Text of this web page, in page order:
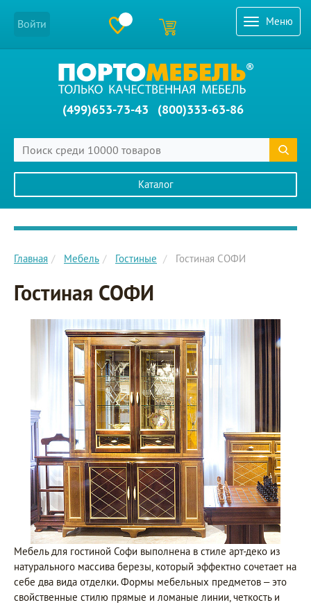
Меню
Войти
(499)653-73-43 (800)333-63-86
Каталог
Главное меню сайта
Главная Мебель Гостиные Гостиная СОФИ
Гостиная СОФИ
Мебель для гостиной Софи выполнена в стиле арт-деко из
натурального массива березы, который эффектно сочетает на
себе два вида отделки. Формы мебельных предметов – это
свойственные стилю прямые и ломаные линии, четкость и